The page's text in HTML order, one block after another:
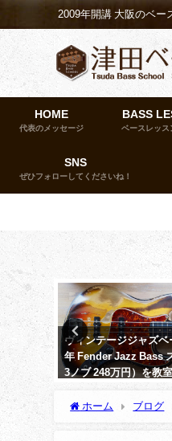
2009年開講 大阪のベー
HOME
代表のメッセージ
BASS
ベースレッス
SNS
ぜひフォローしてくださいね！
室イベント
新聞に
ヴィンテージジャズベ
年 Fender Jazz Bass
3ノブ 248万円）を教
ました。
2021年5月5日
ホーム ブログ